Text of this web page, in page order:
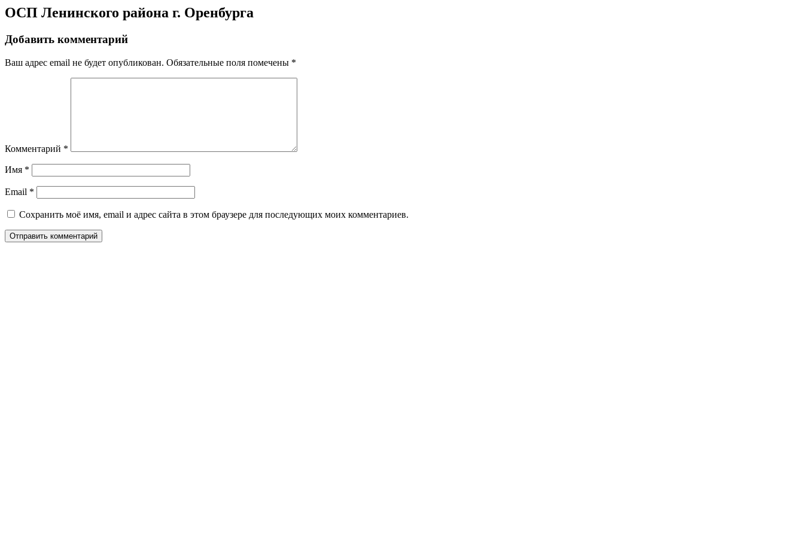
ОСП Ленинского района г. Оренбурга
Добавить комментарий
Ваш адрес email не будет опубликован. Обязательные поля помечены *
Комментарий *
Имя *
Email *
Сохранить моё имя, email и адрес сайта в этом браузере для последующих моих комментариев.